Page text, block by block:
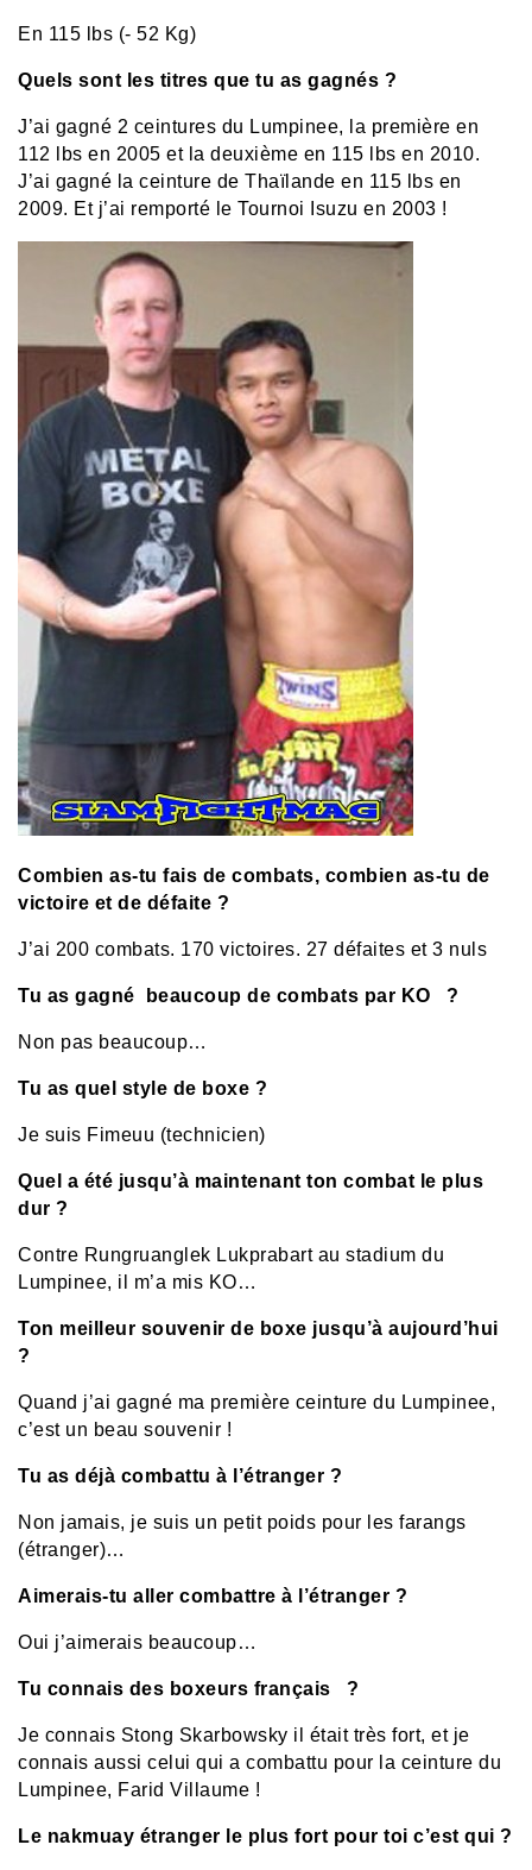
En 115 lbs (- 52 Kg)
Quels sont les titres que tu as gagnés ?
J’ai gagné 2 ceintures du Lumpinee, la première en
112 lbs en 2005 et la deuxième en 115 lbs en 2010.
J’ai gagné la ceinture de Thaïlande en 115 lbs en
2009. Et j’ai remporté le Tournoi Isuzu en 2003 !
Combien as-tu fais de combats, combien as-tu de
victoire et de défaite ?
J’ai 200 combats. 170 victoires. 27 défaites et 3 nuls
Tu as gagné beaucoup de combats par KO ?
Non pas beaucoup…
Tu as quel style de boxe ?
Je suis Fimeuu (technicien)
Quel a été jusqu’à maintenant ton combat le plus
dur ?
Contre Rungruanglek Lukprabartau stadium du
Lumpinee, il m’a mis KO…
Ton meilleur souvenir de boxe jusqu’à aujourd’hui
?
Quand j’ai gagné ma première ceinture du Lumpinee,
c’est un beau souvenir !
Tu as déjà combattu à l’étranger ?
Non jamais, je suis un petit poids pour les farangs
(étranger)…
Aimerais-tu aller combattre à l’étranger ?
Oui j’aimerais beaucoup…
Tu connais des boxeurs français ?
Je connais Stong Skarbowsky il était très fort, et je
connais aussi celui qui a combattu pour la ceinture du
Lumpinee, Farid Villaume !
Le nakmuay étranger le plus fort pour toi c’est qui ?